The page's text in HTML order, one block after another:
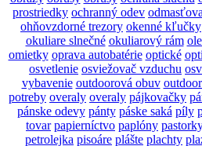
prostriedky ochranný odev
ohňovzdorné trezory okenné kľučky
okuliare slnečné okuliarový rám
omietky oprava autobatérie optické
osvetlenie osviežovač vzduchu
vybavenie outdoorová obuv
potreby overaly overaly pájkovačky
pánske odevy pánty páske saká píly
tovar papierníctvo paplóny
petrolejka pisoáre plášte plachty